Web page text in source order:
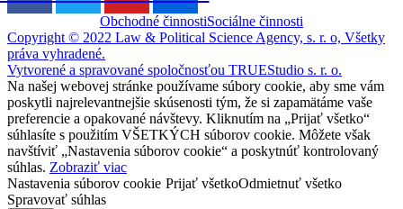
Obchodné činnostiSociálne činnosti
Copyright © 2022 Law & Political Science Agency, s. r. o, Všetky
práva vyhradené.
Vytvorené a spravované spoločnosťou TRUEStudio s. r. o.
Na našej webovej stránke používame súbory cookie, aby sme vám
poskytli najrelevantnejšie skúsenosti tým, že si zapamätáme vaše
preferencie a opakované návštevy. Kliknutím na „Prijať všetko“
súhlasíte s použitím VŠETKÝCH súborov cookie. Môžete však
navštíviť „Nastavenia súborov cookie“ a poskytnúť kontrolovaný
súhlas. Zobraziť viac
Nastavenia súborov cookie Prijať všetkoOdmietnuť všetko
Spravovať súhlas